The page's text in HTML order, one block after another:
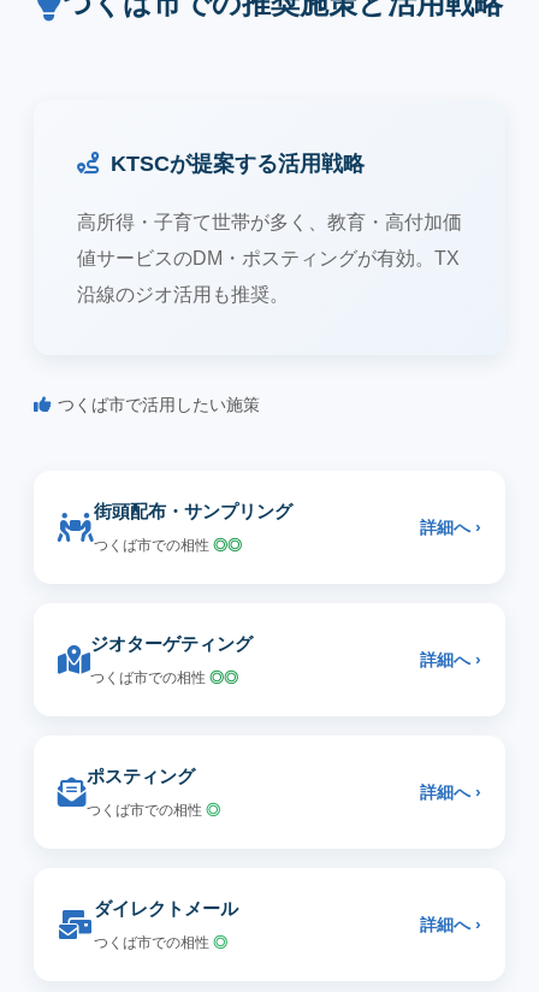
KTSCが提案する活用戦略
高所得・子育て世帯が多く、教育・高付加価
値サービスのDM・ポスティングが有効。TX
沿線のジオ活用も推奨。
つくば市で活用したい施策
街頭配布・サンプリング
つくば市での相性 ◎◎
詳細へ ›
ジオターゲティング
つくば市での相性 ◎◎
詳細へ ›
ポスティング
つくば市での相性 ◎
詳細へ ›
ダイレクトメール
つくば市での相性 ◎
詳細へ ›